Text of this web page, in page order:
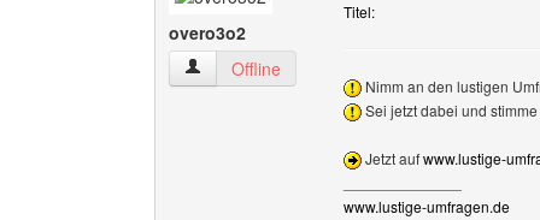
overo3o2
overo3o2 Benutzer-Profile anzeigen
Offline
Titel:
Nimm an den lustigen
Sei jetzt dabei und
Jetzt aufwww.lustige-
www.lustige-umfragen.de